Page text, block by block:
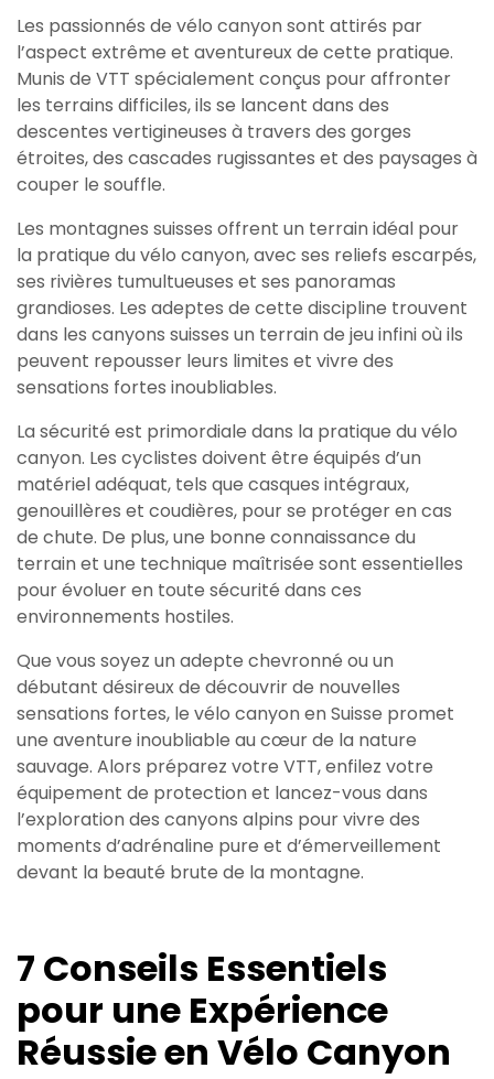
Les passionnés de vélo canyon sont attirés par
l’aspect extrême et aventureux de cette pratique.
Munis de VTT spécialement conçus pour affronter
les terrains difficiles, ils se lancent dans des
descentes vertigineuses à travers des gorges
étroites, des cascades rugissantes et des paysages à
couper le souffle.
Les montagnes suisses offrent un terrain idéal pour
la pratique du vélo canyon, avec ses reliefs escarpés,
ses rivières tumultueuses et ses panoramas
grandioses. Les adeptes de cette discipline trouvent
dans les canyons suisses un terrain de jeu infini où ils
peuvent repousser leurs limites et vivre des
sensations fortes inoubliables.
La sécurité est primordiale dans la pratique du vélo
canyon. Les cyclistes doivent être équipés d’un
matériel adéquat, tels que casques intégraux,
genouillères et coudières, pour se protéger en cas
de chute. De plus, une bonne connaissance du
terrain et une technique maîtrisée sont essentielles
pour évoluer en toute sécurité dans ces
environnements hostiles.
Que vous soyez un adepte chevronné ou un
débutant désireux de découvrir de nouvelles
sensations fortes, le vélo canyon en Suisse promet
une aventure inoubliable au cœur de la nature
sauvage. Alors préparez votre VTT, enfilez votre
équipement de protection et lancez-vous dans
l’exploration des canyons alpins pour vivre des
moments d’adrénaline pure et d’émerveillement
devant la beauté brute de la montagne.
7 Conseils Essentiels
pour une Expérience
Réussie en Vélo Canyon